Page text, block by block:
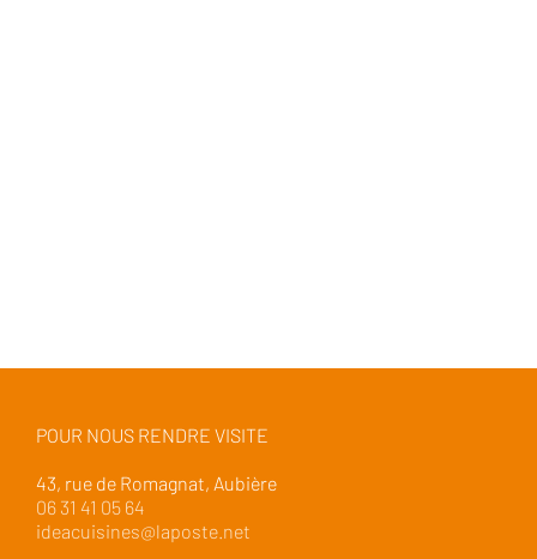
POUR NOUS RENDRE VISITE
43, rue de Romagnat, Aubière
06 31 41 05 64
ideacuisines@laposte.net